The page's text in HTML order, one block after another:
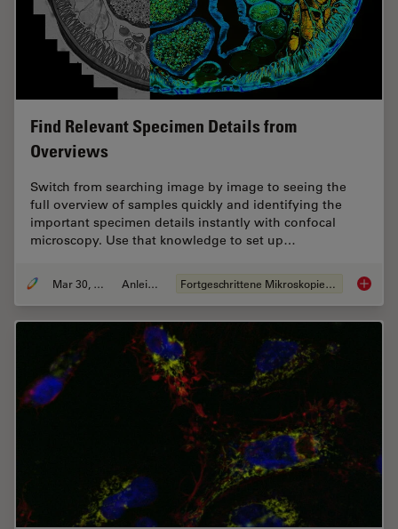
Find Relevant Specimen Details from
Overviews
Switch from searching image by image to seeing the
full overview of samples quickly and identifying the
important specimen details instantly with confocal
microscopy. Use that knowledge to set up…
Mar 30, 2022 Anleitung Fortgeschrittene Mikroskopietechniken Find